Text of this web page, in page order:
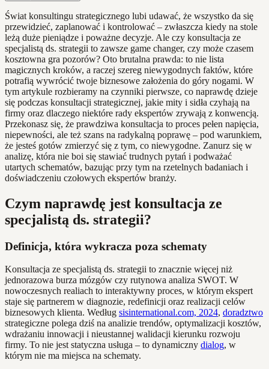
Świat konsultingu strategicznego lubi udawać, że wszystko da się
przewidzieć, zaplanować i kontrolować – zwłaszcza kiedy na stole
leżą duże pieniądze i poważne decyzje. Ale czy konsultacja ze
specjalistą ds. strategii to zawsze game changer, czy może czasem
kosztowna gra pozorów? Oto brutalna prawda: to nie lista
magicznych kroków, a raczej szereg niewygodnych faktów, które
potrafią wywrócić twoje biznesowe założenia do góry nogami. W
tym artykule rozbieramy na czynniki pierwsze, co naprawdę dzieje
się podczas konsultacji strategicznej, jakie mity i sidła czyhają na
firmy oraz dlaczego niektóre rady ekspertów zrywają z konwencją.
Przekonasz się, że prawdziwa konsultacja to proces pełen napięcia,
niepewności, ale też szans na radykalną poprawę – pod warunkiem,
że jesteś gotów zmierzyć się z tym, co niewygodne. Zanurz się w
analizę, która nie boi się stawiać trudnych pytań i podważać
utartych schematów, bazując przy tym na rzetelnych badaniach i
doświadczeniu czołowych ekspertów branży.
Czym naprawdę jest konsultacja ze
specjalistą ds. strategii?
Definicja, która wykracza poza schematy
Konsultacja ze specjalistą ds. strategii to znacznie więcej niż
jednorazowa burza mózgów czy rutynowa analiza SWOT. W
nowoczesnych realiach to interaktywny proces, w którym ekspert
staje się partnerem w diagnozie, redefinicji oraz realizacji celów
biznesowych klienta. Według sisinternational.com, 2024, doradztwo
strategiczne polega dziś na analizie trendów, optymalizacji kosztów,
wdrażaniu innowacji i nieustannej walidacji kierunku rozwoju
firmy. To nie jest statyczna usługa – to dynamiczny dialog, w
którym nie ma miejsca na schematy.